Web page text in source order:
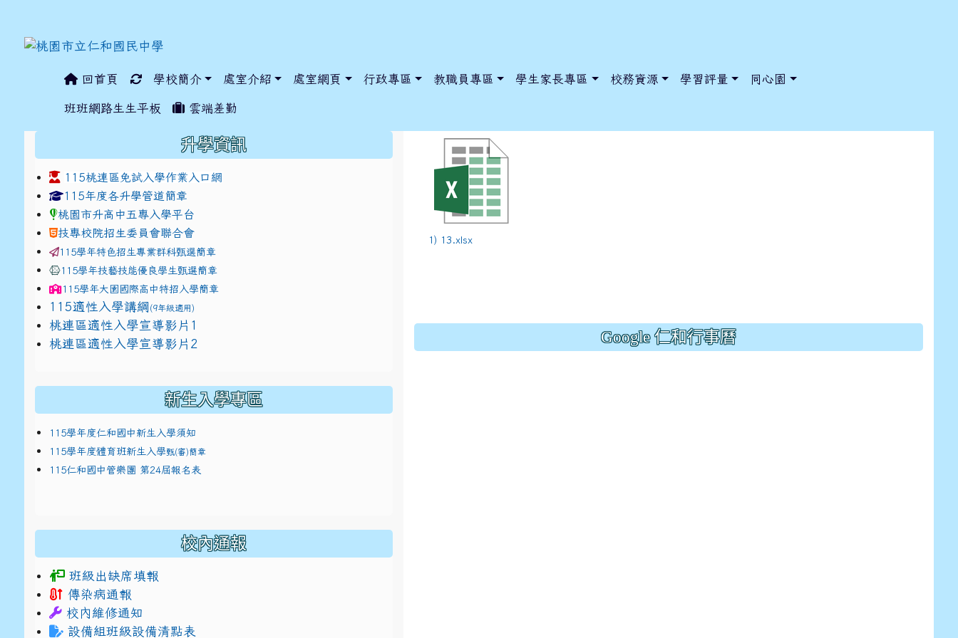
回首頁 學校簡介 處室介紹 處室網頁 行政專區 教職員專區 學生家長專區 校務資源 學習評量 同心園
班班網路生生平板 雲端差勤
112學年度上學期第13週11/20-11/24菜單
1) 13.xlsx
Google 仁和行事曆
升學資訊
115桃連區免試入學作業入口網
link to https://www.jhjhs.tyc.edu.tw/modules/tadnews/index.php?nsn=5425
115年度各升學管道簡章link to http://tyc.entry.edu.tw/NoExamImitate_TL/NoExamImitateHome/Page/Public/ChooseSys?s=05 style=font-size: 1rem; background-
link to http://tyc.entry.edu.tw/NoExamImitate_TL/NoExamImitateHome/Page/Public/ChooseSys?s=05 style=font-size: 1rem; background-
桃園市升高中五專入學平台
技專校院招生委員會聯合會
115學年特色招生專業群科甄選簡章
115學年技藝技能優良學生甄選簡章
115學年大園國際高中特招入學簡章
115適性入學講綱 (9年級適用)
link to https://docs.google.com/presentation/d/1x3bih9gNpRNolaz0znBOn--g7OisECve/
桃連區適性入學宣導影片1
link to https://docs.google.com/presentation/d/1x3bih9gNpRNolaz0znBOn--g7OisECve/
桃連區適性入學宣導影片2 ogle.com/presentation/d/
新生入學專區
115學年度仁和國中新生入學須知
115學年度體育班新生入學甄(審)簡章
115仁和國中管樂團 第24屆報名表
校內通報
班級出缺席填報
傳染病通報
校內維修通知
設備組班級設備清點表